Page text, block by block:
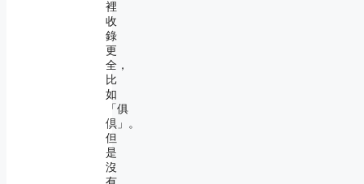
裡
收
錄
更
全，
比
如
「俱
倶」。
但
是
沒